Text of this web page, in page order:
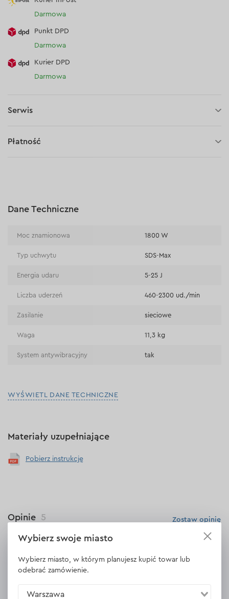
Darmowa
Punkt DPD
Darmowa
Kurier DPD
Darmowa
Serwis
Płatność
Płatność na rachunek bieżący (przelew tradycyjny)
Dane Techniczne
Moc znamionowa 1800 W
Typ uchwytu SDS-Max
Energia udaru 5-25 J
Liczba uderzeń 460-2300 ud./min
Zasilanie sieciowe
Waga 11,3 kg
System antywibracyjny tak
WYŚWIETL DANE TECHNICZNE
Materiały uzupełniające
Pobierz instrukcję
Zostaw opinię
Opinie 5
Jacek
Dzisiaj testowany - kuje moim zdaniem jak szalony... 2 betonowe
podjazdy szer 50cm długość 8m grubość od 10 do 30 czas do
2h pracy (w tym uprzątanie gruzu do dalszej pracy)..
Wybierz swoje miasto
Wybierz miasto, w którym planujesz kupić towar lub
odebrać zamówienie.
Warszawa